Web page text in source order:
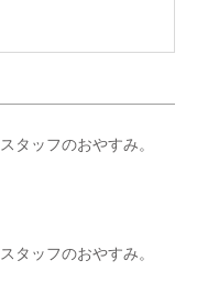
スタッフのおやすみ。
スタッフのおやすみ。